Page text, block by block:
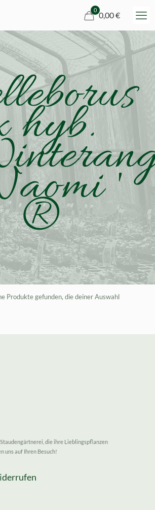
0
0,00 €
hyb.
'
®
Produkte gefunden, die deiner Auswahl
die ihre Lieblingspflanzen
uns auf Ihren Besuch!